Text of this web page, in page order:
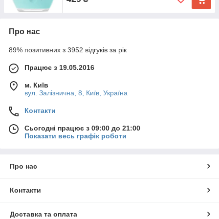
Про нас
89% позитивних з 3952 відгуків за рік
Працює з 19.05.2016
м. Київ
вул. Залізнична, 8, Київ, Україна
Контакти
Сьогодні працює з 09:00 до 21:00
Показати весь графік роботи
Про нас
Контакти
Доставка та оплата